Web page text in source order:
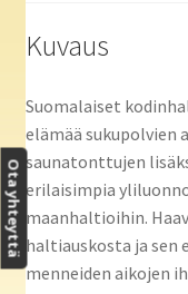
Kuvaus
Suomalaiset
elämää
saunatonttujen
erilaisimpia
maanhaltioihin.
haltiauskosta ja
menneiden aikojen
Ota yhteyttä